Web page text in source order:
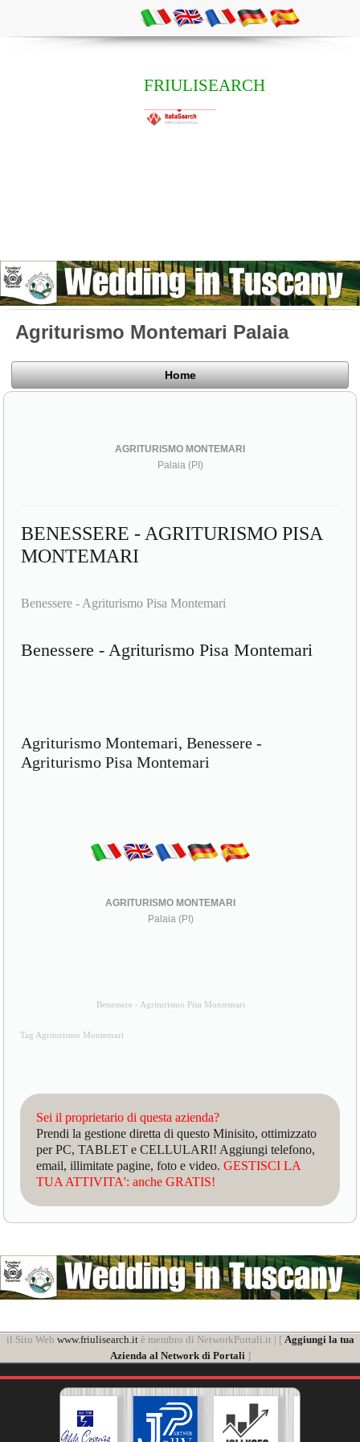
FRIULISEARCH
Agriturismo Montemari Palaia
Home
AGRITURISMO MONTEMARI
Palaia (PI)
BENESSERE - AGRITURISMO PISA
MONTEMARI
Benessere - Agriturismo Pisa Montemari
Benessere - Agriturismo Pisa Montemari
Agriturismo Montemari, Benessere -
Agriturismo Pisa Montemari
AGRITURISMO MONTEMARI
Palaia (PI)
Benessere - Agriturismo Pisa Montemari
Tag Agriturismo Montemari
Sei il proprietario di questa azienda?
Prendi la gestione diretta di questo Minisito, ottimizzato
per PC, TABLET e CELLULARI! Aggiungi telefono,
email, illimitate pagine, foto e video.GESTISCI LA
TUA ATTIVITA': anche GRATIS!
il Sito Web www.friulisearch.itè membro di NetworkPortali.it | [ Aggiungi la tua
Azienda al Network di Portali]